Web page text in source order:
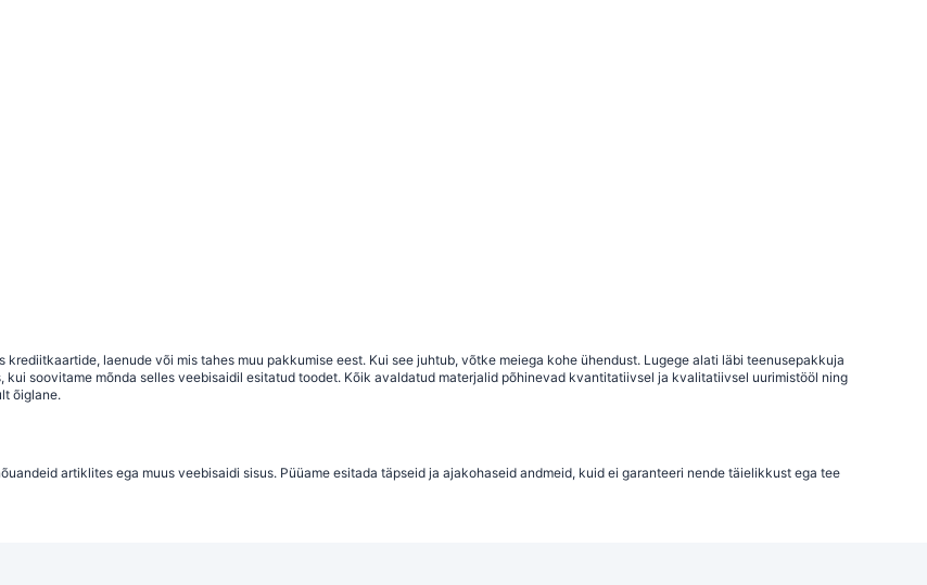
laenude või mis tahes muu pakkumise eest. Kui see juhtub, võtke meiega kohe ühendust. Lugege alati läbi teenusepakkuja
soovitame mõnda selles veebisaidil esitatud toodet. Kõik avaldatud materjalid põhinevad kvantitatiivsel ja kvalitatiivsel uurimistööl ning
õiglane.
artiklites ega muus veebisaidi sisus. Püüame esitada täpseid ja ajakohaseid andmeid, kuid ei garanteeri nende täielikkust ega tee